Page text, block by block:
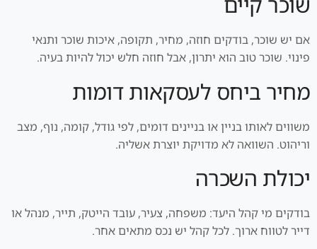
אם יש שוכר, בודקים חוזה, מחיר, תקופה, איכות שוכר ותנאי
פינוי. שוכר טוב הוא יתרון, אבל חוזה חלש יכול להיות בעיה.
מחיר ביחס לעסקאות דומות
משווים לאותו בניין או בניינים דומים, לפי גודל, קומה, נוף, מצב
וריהוט. השוואה לא מדויקת יוצרת אשליה.
יכולת השכרה
בודקים מי קהל היעד: משפחה, צעיר, עובד הייטק, תייר, מנהל או
דייר לטווח ארוך. לכל קהל יש נכס מתאים אחר.